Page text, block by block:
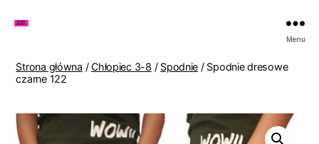
Lenki
Menu
Strona główna /Chłopiec 3-8 / Spodnie / Spodnie dresowe
czarne 122